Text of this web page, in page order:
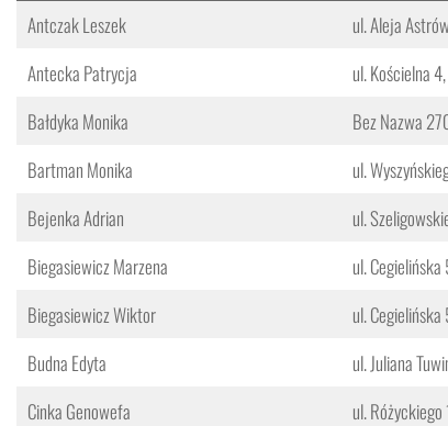
Antczak Leszek
ul. Aleja
Antecka Patrycja
ul. Kościelna
Bałdyka Monika
Bez Nazwa
Bartman Monika
ul.
Bejenka Adrian
ul.
Biegasiewicz Marzena
ul.
Biegasiewicz Wiktor
ul.
Budna Edyta
ul. Juliana
Cinka Genowefa
ul.